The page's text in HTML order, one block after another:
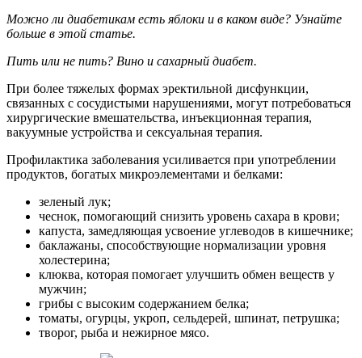
Можно ли диабетикам есть яблоки и в каком виде? Узнайте
больше в этой статье.
Пить или не пить? Вино и сахарный диабет.
При более тяжелых формах эректильной дисфункции,
связанных с сосудистыми нарушениями, могут потребоваться
хирургические вмешательства, инъекционная терапия,
вакуумные устройства и сексуальная терапия.
Профилактика заболевания усиливается при употреблении
продуктов, богатых микроэлементами и белками:
зеленый лук;
чеснок, помогающий снизить уровень сахара в крови;
капуста, замедляющая усвоение углеводов в кишечнике;
баклажаны, способствующие нормализации уровня
холестерина;
клюква, которая помогает улучшить обмен веществ у
мужчин;
грибы с высоким содержанием белка;
томаты, огурцы, укроп, сельдерей, шпинат, петрушка;
творог, рыба и нежирное мясо.